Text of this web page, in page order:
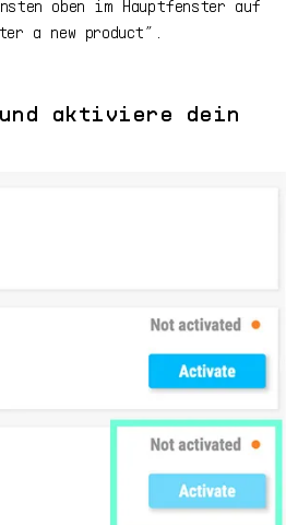
oben im Hauptfenster auf
a new product”.
aktiviere dein